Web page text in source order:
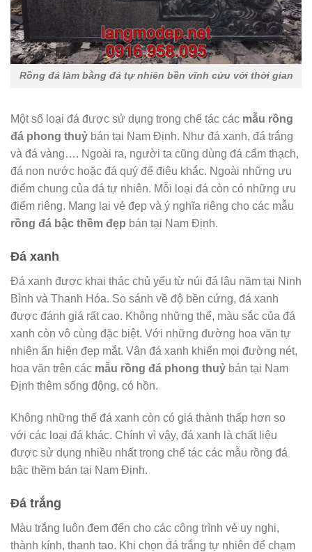
Rồng đá làm bằng đá tự nhiên bền vĩnh cửu với thời gian
Một số loại đá được sử dụng trong chế tác các mẫu rồng
đá phong thuỷ bán tại Nam Định. Như đá xanh, đá trắng
và đá vàng…. Ngoài ra, người ta cũng dùng đá cẩm thạch,
đá non nước hoặc đá quý để điêu khắc. Ngoài những ưu
điểm chung của đá tự nhiên. Mỗi loại đá còn có những ưu
điểm riêng. Mang lại vẻ đẹp và ý nghĩa riêng cho các mẫu
rồng đá bậc thềm đẹp bán tại Nam Định.
Đá xanh
Đá xanh được khai thác chủ yếu từ núi đá lâu năm tại Ninh
Bình và Thanh Hóa. So sánh về độ bền cứng, đá xanh
được đánh giá rất cao. Không những thế, màu sắc của đá
xanh còn vô cùng đặc biệt. Với những đường hoa văn tự
nhiên ẩn hiện đẹp mắt. Vân đá xanh khiến mọi đường nét,
hoa văn trên các mẫu rồng đá phong thuỷ bán tại Nam
Định thêm sống động, có hồn.
Không những thế đá xanh còn có giá thành thấp hơn so
với các loại đá khác. Chính vì vậy, đá xanh là chất liệu
được sử dụng nhiều nhất trong chế tác các mẫu rồng đá
bậc thềm bán tại Nam Định.
Đá trắng
Màu trắng luôn đem đến cho các công trình vẻ uy nghi,
thành kính, thanh tao. Khi chọn đá trắng tự nhiên để chạm